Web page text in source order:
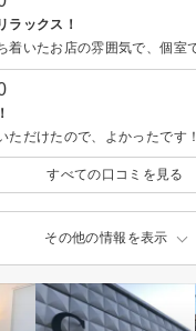
ラックス！
ただけたので、よかったです！
すべての口コミを見る
その他の情報を表示